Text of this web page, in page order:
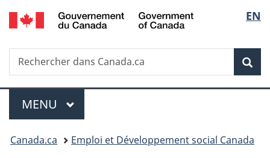
Passer
au
principal
Passer
à
Au
du
Passer
à
version
simplifiée
de
la
EN
Recherche
Rechercher
dans
Menu
MENU PRINCIPAL
Vous
Canada.ca Emploi et Développement social Canada